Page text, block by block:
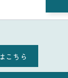
こちら